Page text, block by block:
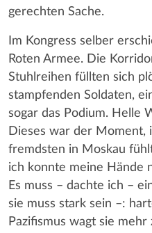
gerechten Sache.
Im Kongress selber
Roten Armee. Die
Stuhlreihen füllten sich
stampfenden Soldaten,
sogar das Podium. Helle
Dieses war der Moment,
fremdsten in Moskau
ich konnte meine Hände
Es muss – dachte ich –
sie muss stark sein –:
Pazifismus wagt sie